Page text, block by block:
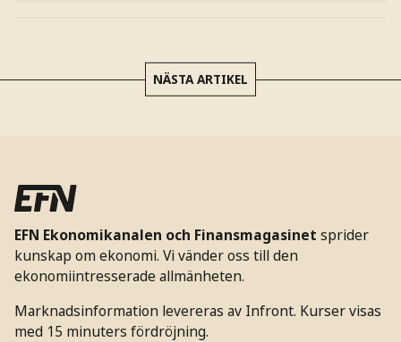
NÄSTA ARTIKEL
EFN Ekonomikanalen och Finansmagasinet sprider
kunskap om ekonomi. Vi vänder oss till den
ekonomiintresserade allmänheten.
Marknadsinformation levereras av Infront. Kurser visas
med 15 minuters fördröjning.